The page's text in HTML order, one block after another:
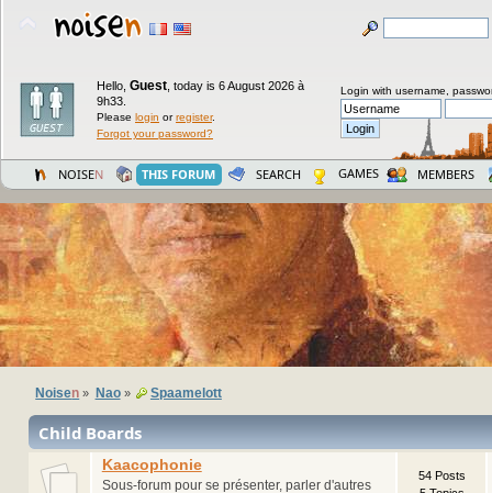
Hello, Guest today is 6 August 2026 à
9h33.
Please login orregister.
Forgot your password?
Login with username,
NOISEN THIS FORUM SEARCH GAMES MEMBERS
Noisen » Nao» Spaamelott
Child Boards
Kaacophonie
Sous-forum pour se présenter, parler d'autres
54 Posts